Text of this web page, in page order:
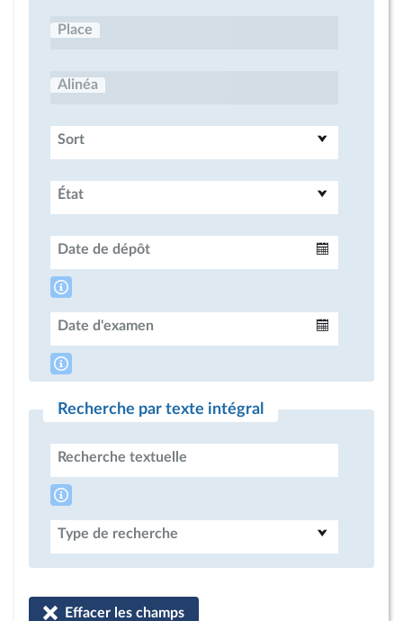
Place
Alinéa
Sort
État
Date de dépôt
Date d'examen
Recherche par texte intégral
Recherche textuelle
Type de recherche
Effacer les champs